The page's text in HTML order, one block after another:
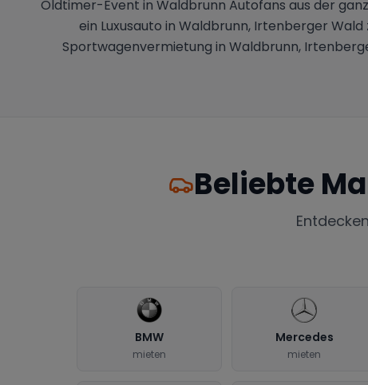
Oldtimer-Event in Waldbrunn Autofans aus der
ein Luxusauto in Waldbrunn, Irtenberger
Sportwagenvermietung in Waldbrunn,
Beliebte
BMW
mieten
Mercedes
mieten